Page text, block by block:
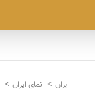
ایران نمای ایران